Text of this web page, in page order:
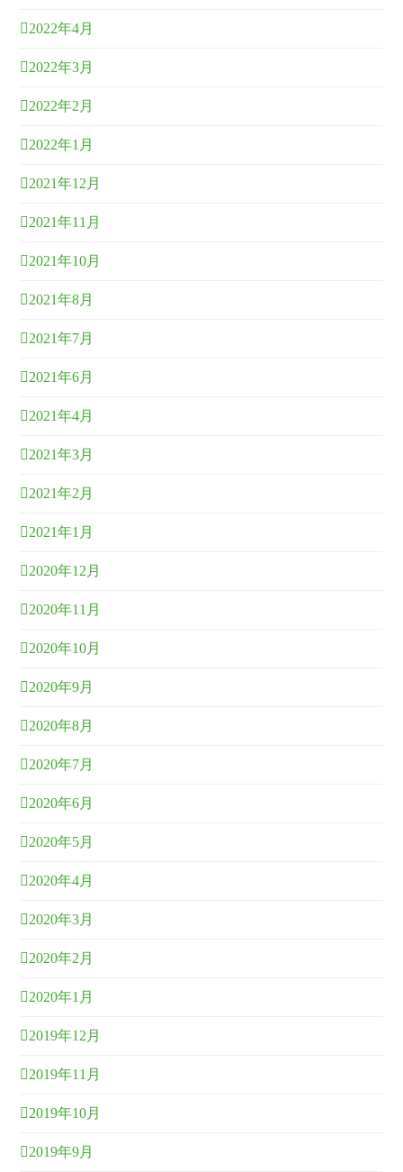
2022年4月
2022年3月
2022年2月
2022年1月
2021年12月
2021年11月
2021年10月
2021年8月
2021年7月
2021年6月
2021年4月
2021年3月
2021年2月
2021年1月
2020年12月
2020年11月
2020年10月
2020年9月
2020年8月
2020年7月
2020年6月
2020年5月
2020年4月
2020年3月
2020年2月
2020年1月
2019年12月
2019年11月
2019年10月
2019年9月